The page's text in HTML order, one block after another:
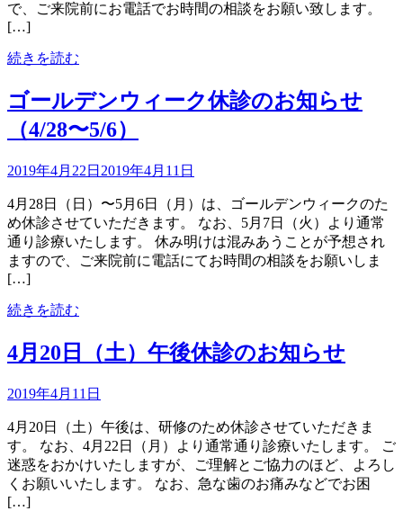
で、ご来院前にお電話でお時間の相談をお願い致します。
[…]
続きを読む
ゴールデンウィーク休診のお知らせ
（4/28〜5/6）
2019年4月22日 2019年4月11日
4月28日（日）〜5月6日（月）は、ゴールデンウィークのた
め休診させていただきます。 なお、5月7日（火）より通常
通り診療いたします。 休み明けは混みあうことが予想され
ますので、ご来院前に電話にてお時間の相談をお願いしま
[…]
続きを読む
4月20日（土）午後休診のお知らせ
2019年4月11日
4月20日（土）午後は、研修のため休診させていただきま
す。 なお、4月22日（月）より通常通り診療いたします。 ご
迷惑をおかけいたしますが、ご理解とご協力のほど、よろし
くお願いいたします。 なお、急な歯のお痛みなどでお困
[…]